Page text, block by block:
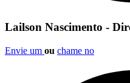
Lailson Nascimento -
Envie um ou chame no